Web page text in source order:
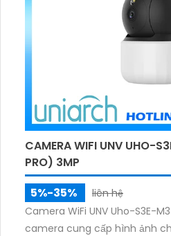
CAMERA WIFI UNV UHO-
PRO) 3MP
5%-35%
liên hệ
Camera WiFi UNV Uho-S3E-
camera cung cấp hình ảnh